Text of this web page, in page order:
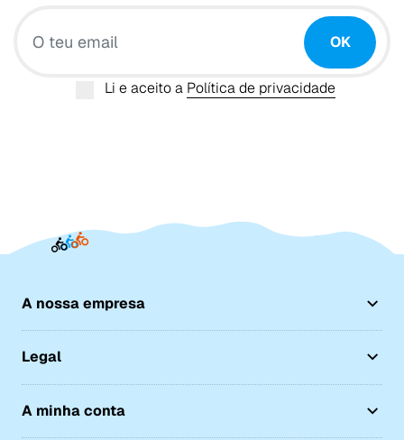
OK
Li e aceito a Política de privacidade
A nossa empresa
Legal
A minha conta